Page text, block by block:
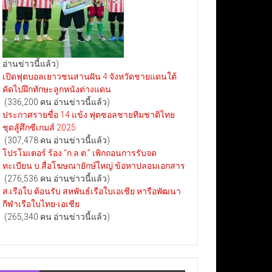
อ่านข่าวนี้แล้ว)
เปิดฟุตบอลเยาวชนสานฝัน 4 จังหวัดชายแดนใต้
คัดไปฝึกทักษะลูกหนังต่างแดน
(336,200 คน อ่านข่าวนี้แล้ว)
ประกาศรายชื่อ 14 แข้ง ฟุตซอลชายทีมชาติไทย
ชุดสู้ศึกซีเกมส์ 2025
(307,478 คน อ่านข่าวนี้แล้ว)
โปรโมเตอร์ ร้อง “ก.ล.ต.” เพิกถอนการรับจด
ทะเบียน บ.สื่อโฆษณายักษ์ใหญ่ ข้อหาปลอมเอกสาร
(276,536 คน อ่านข่าวนี้แล้ว)
ส.เรือใบ ต้อนรับ สหพันธ์เรือใบเอเชีย หารือพัฒนา
กีฬาเรือใบไทย-เอเชีย
(265,340 คน อ่านข่าวนี้แล้ว)